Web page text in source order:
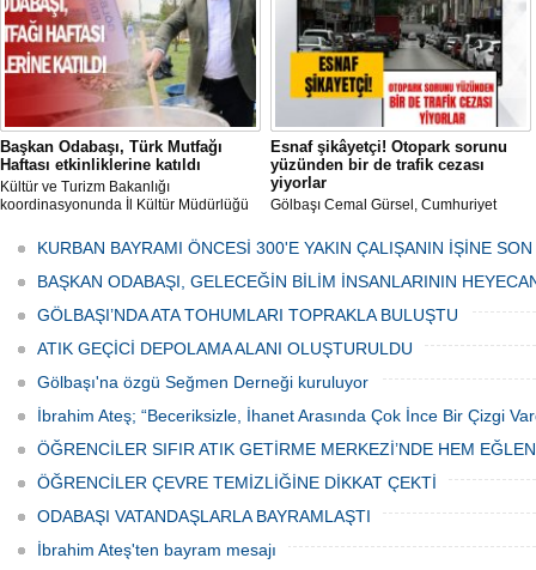
Başkan Odabaşı, Türk Mutfağı
Haftası etkinliklerine katıldı
Kültür ve Turizm Bakanlığı
koordinasyonunda İl Kültür Müdürlüğü
Haftası" etkinlikleri Ankara'da devam
ediyor.
Esnaf şikâyetçi! Otopark sorunu
yüzünden bir de trafik cezası
yiyorlar
Gölbaşı Cemal Gürsel, Cumhuriyet
bulunan esnaf ve alışverişe gelen
vatandaşlar park cezaları yüzünden
canından bezdi.
KURBAN BAYRAMI ÖNCESİ 300'E YAKIN ÇALIŞANIN İŞİNE
BAŞKAN ODABAŞI, GELECEĞİN BİLİM İNSANLARININ
GÖLBAŞI’NDA ATA TOHUMLARI TOPRAKLA BULUŞTU
ATIK GEÇİCİ DEPOLAMA ALANI OLUŞTURULDU
Gölbaşı'na özgü Seğmen Derneği kuruluyor
İbrahim Ateş; “Beceriksizle, İhanet Arasında Çok İnce Bir Çizgi
ÖĞRENCİLER SIFIR ATIK GETİRME MERKEZİ’NDE HEM
ÖĞRENCİLER ÇEVRE TEMİZLİĞİNE DİKKAT ÇEKTİ
ODABAŞI VATANDAŞLARLA BAYRAMLAŞTI
İbrahim Ateş'ten bayram mesajı